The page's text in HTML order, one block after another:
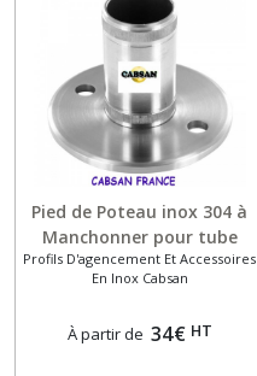
Pied de Poteau inox 304 à
Manchonner pour tube
diamètre 48.3 mm
Profils D'agencement Et Accessoires
En Inox Cabsan
À partir de 34€ HT